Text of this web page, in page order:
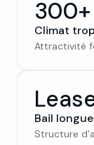
Climat
Attractivité
Bail
Structure